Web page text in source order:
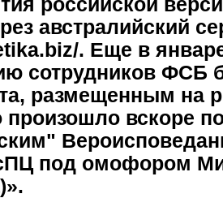
российской
австралийский
. Еще в
сотрудников ФСБ
размещенным на
вскоре
под омофором